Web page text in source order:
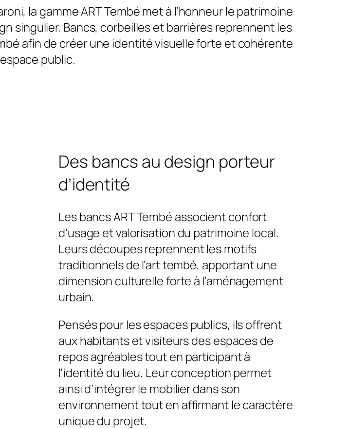
la gamme ART Tembé met à l’honneur le patrimoine
singulier. Bancs, corbeilles et barrières reprennent les
afin de créer une identité visuelle forte et cohérente
public.
Des bancs au design porteur
d’identité
Les bancs ART Tembé associent confort
d’usage et valorisation du patrimoine local.
Leurs découpes reprennent les motifs
traditionnels de l’art tembé, apportant une
dimension culturelle forte à l’aménagement
urbain.
Pensés pour les espaces publics, ils offrent
aux habitants et visiteurs des espaces de
repos agréables tout en participant à
l’identité du lieu. Leur conception permet
ainsi d’intégrer le mobilier dans son
environnement tout en affirmant le caractère
unique du projet.